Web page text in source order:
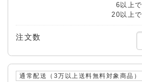
6以上で
20以上で
注文数
通常配送（3万以上送料無料対象商品）